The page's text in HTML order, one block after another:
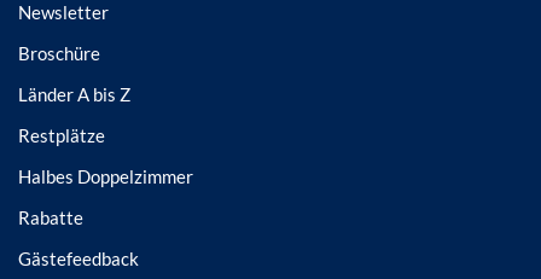
Newsletter
Broschüre
Länder A bis Z
Restplätze
Halbes Doppelzimmer
Rabatte
Gästefeedback